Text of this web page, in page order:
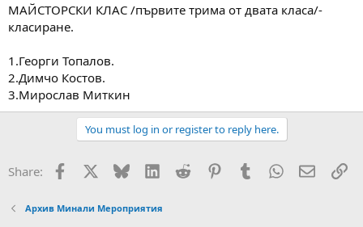
МАЙСТОРСКИ КЛАС /първите трима от двата класа/-
класиране.
1.Георги Топалов.
2.Димчо Костов.
3.Мирослав Миткин
You must log in or register to reply here.
Share: Facebook Bluesky LinkedInReddit PinterestTumblrWhatsApp
Email
Архив Минали Мероприятия